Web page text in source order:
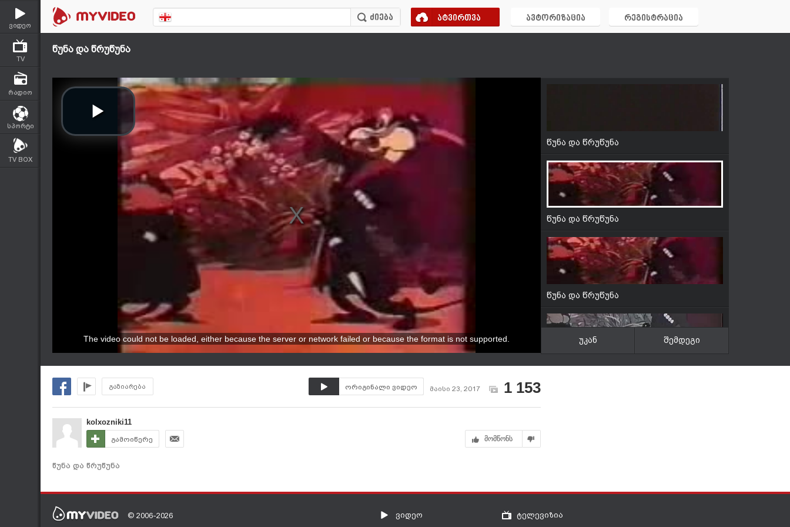
ვიდეო
TV
რადიო
სპორტი
TV BOX
ატვირთვა ავტორიზაცია რეგისტრაცია
წუნა და წრუწუნა
The video could not be loaded, either because the server or network failed or because the format is not supported.
წუნა და წრუწუნა
წუნა და წრუწუნა
წუნა და წრუწუნა
უკან შემდეგი
გაზიარება ორიგინალი ვიდეო მაისი 23, 2017 1 153
kolxozniki11
გამოიწერე მომწონს
წუნა და წრუწუნა
© 2006-2026 ვიდეო ტელევიზია